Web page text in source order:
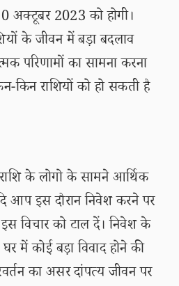
2023 को होगी।
के जीवन में बड़ा बदलाव
परिणामों का सामना करना
किन राशियों को हो सकती है
के लोगो के सामने आर्थिक
आप इस दौरान निवेश करने पर
विचार को टाल दें। निवेश के
में कोई बड़ा विवाद होने की
का असर दांपत्य जीवन पर